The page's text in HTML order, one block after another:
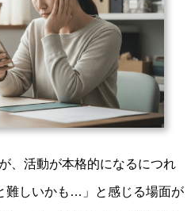
、活動が本格的になるにつれ
難しいかも…」と感じる場面が